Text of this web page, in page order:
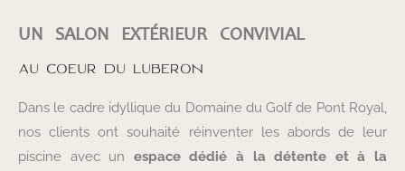
UN SALON EXTÉRIEUR CONVIVIAL
AU COEUR DU LUBERON
Dans le cadre idyllique du Domaine du Golf de Pont Royal,
nos clients ont souhaité réinventer les abords de leur
piscine avec un espace dédié à la détente et à la